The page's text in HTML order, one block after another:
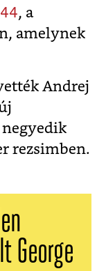
, a
amelynek
Andrej
rezsimben.
George